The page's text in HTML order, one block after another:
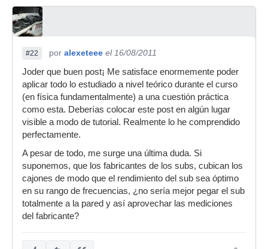
#22 por alexeteee el 16/08/2011
Joder que buen post¡ Me satisface enormemente poder
aplicar todo lo estudiado a nivel teórico durante el curso
(en física fundamentalmente) a una cuestión práctica
como esta. Deberías colocar este post en algún lugar
visible a modo de tutorial. Realmente lo he comprendido
perfectamente.
A pesar de todo, me surge una última duda. Si
suponemos, que los fabricantes de los subs, cubican los
cajones de modo que el rendimiento del sub sea óptimo
en su rango de frecuencias, ¿no sería mejor pegar el sub
totalmente a la pared y así aprovechar las mediciones
del fabricante?